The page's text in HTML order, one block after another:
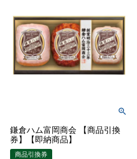
鎌倉ハム富岡商会 【商品引換
券】【即納商品】
商品引換券